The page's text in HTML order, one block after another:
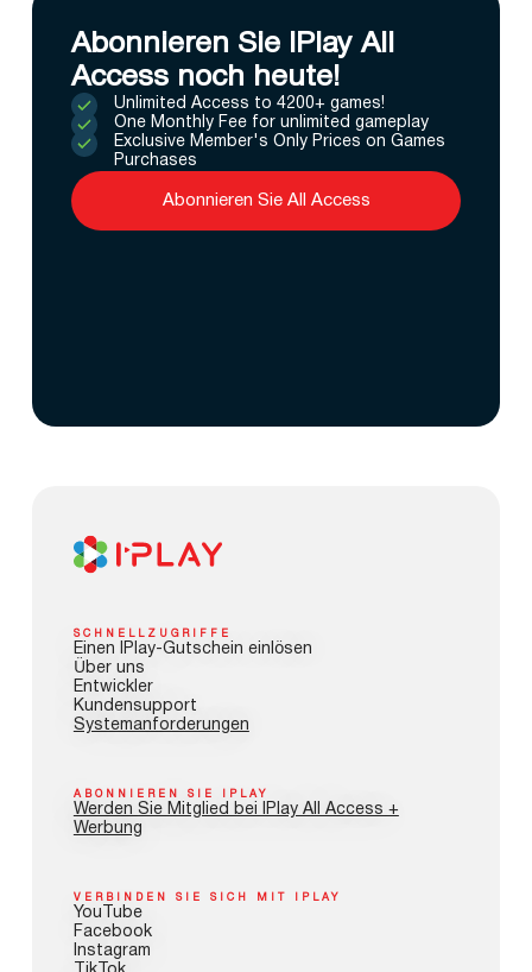
Abonnieren Sie IPlay All
Access noch heute!
Unlimited Access to 4200+ games!
One Monthly Fee for unlimited gameplay
Exclusive Member's Only Prices on Games
Purchases
Abonnieren Sie All Access
SCHNELLZUGRIFFE
Einen IPlay-Gutschein einlösen
Über uns
Entwickler
Kundensupport
Systemanforderungen
ABONNIEREN SIE IPLAY
Werden Sie Mitglied bei IPlay All Access +
Werbung
VERBINDEN SIE SICH MIT IPLAY
YouTube
Facebook
Instagram